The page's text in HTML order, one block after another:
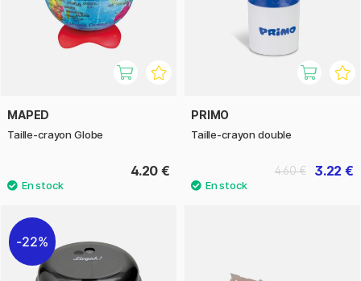
MAPED
Taille-crayon Globe
4.20 €
PRIMO
Taille-crayon double
3.22 €
4.60 €
22%